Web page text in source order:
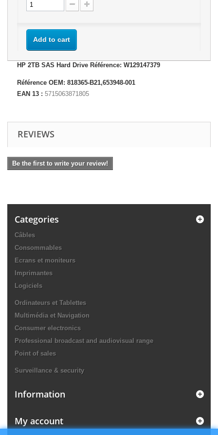
Add to cart
HP 2TB SAS Hard Drive Référence: W129147379
Référence OEM: 818365-B21,653948-001
EAN 13 : 5715063871805
REVIEWS
Be the first to write your review!
Categories
Câbles
Consommables
Ecrans et moniteurs
Imprimantes
Logiciels
Ordinateurs et Tablettes
Multimédia et Navigation
Consumer electronics
Professional broadcast and audiovisual range
Point of sales
Surveillance & security
Information
My account